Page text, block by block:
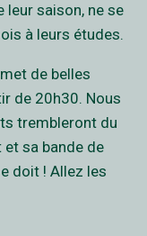
leur saison, ne se
à leurs études.
de belles
de 20h30. Nous
trembleront du
sa bande de
doit ! Allez les